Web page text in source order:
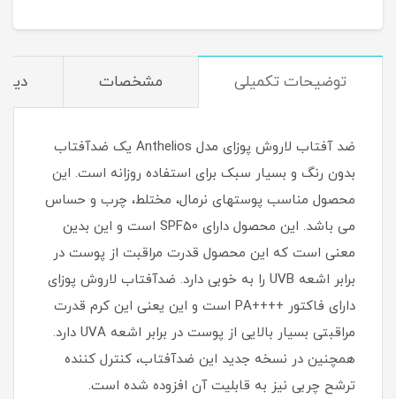
توضیحات تکمیلی مشخصات
ضد آفتاب لاروش پوزای مدل Anthelios یک ضدآفتاب
بدون رنگ و بسیار سبک برای استفاده روزانه است. این
محصول مناسب پوستهای نرمال، مختلط، چرب و حساس
می باشد. این محصول دارای SPF50 است و این بدین
معنی است که این محصول قدرت مراقبت از پوست در
برابر اشعه UVB را به خوبی دارد. ضدآفتاب لاروش پوزای
دارای فاکتور ++++PA است و این یعنی این کرم قدرت
مراقبتی بسیار بالایی از پوست در برابر اشعه UVA دارد.
همچنین در نسخه جدید این ضدآفتاب، کنترل کننده
ترشح چربی نیز به قابلیت آن افزوده شده است.